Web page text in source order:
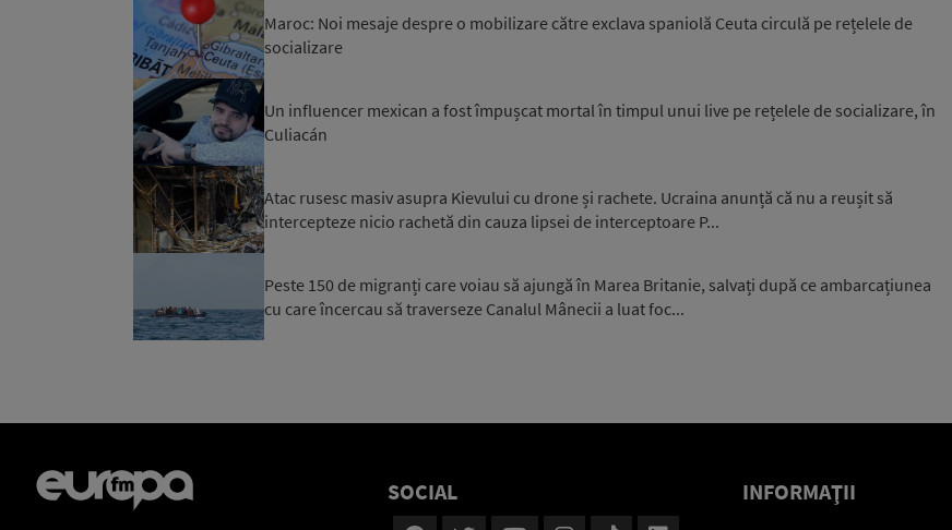
Maroc: Noi mesaje despre o mobilizare către exclava spaniolă Ceuta circulă pe rețelele de
socializare
Un influencer mexican a fost împușcat mortal în timpul unui live pe rețelele de socializare, în
Culiacán
Atac rusesc masiv asupra Kievului cu drone și rachete. Ucraina anunță că nu a reușit să
intercepteze nicio rachetă din cauza lipsei de interceptoare P...
Peste 150 de migranți care voiau să ajungă în Marea Britanie, salvați după ce ambarcațiunea
cu care încercau să traverseze Canalul Mânecii a luat foc...
SOCIAL INFORMAŢII